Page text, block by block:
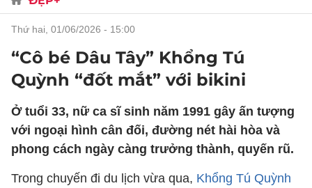
thứ hai, 01/06/2026 - 15:00
“Cô bé Dâu Tây” Khổng Tú
Quỳnh “đốt mắt” với bikini
Ở tuổi 33, nữ ca sĩ sinh năm 1991 gây ấn tượng
với ngoại hình cân đối, đường nét hài hòa và
phong cách ngày càng trưởng thành, quyến rũ.
Trong chuyến đi du lịch vừa qua, Khổng Tú Quỳnh